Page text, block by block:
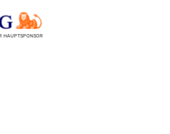
HAUPTSPONSOR